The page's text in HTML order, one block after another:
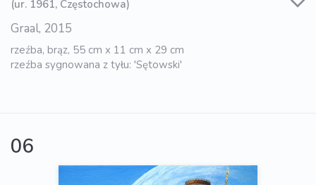
(ur. 1961, Częstochowa)
Graal, 2015
rzeźba, brąz, 55 cm x 11 cm x 29 cm
rzeźba sygnowana z tyłu: 'Sętowski'
06